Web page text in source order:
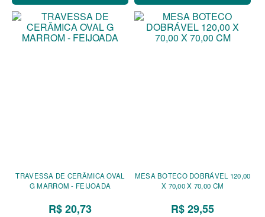
TRAVESSA DE CERÂMICA OVAL
G MARROM - FEIJOADA
R$ 20,73
MESA BOTECO DOBRÁVEL 120,00
X 70,00 X 70,00 CM
R$ 29,55